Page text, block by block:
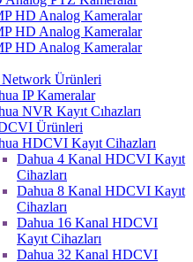
HD Analog Kameralar
HD Analog Kameralar
HD Analog Kameralar
Ürünleri
IP Kameralar
NVR Kayıt Cıhazları
Ürünleri
HDCVI Kayıt Cihazları
Dahua 4 Kanal HDCVI Kayıt
Cihazları
Dahua 8 Kanal HDCVI Kayıt
Cihazları
Dahua 16 Kanal HDCVI
Kayıt Cihazları
Dahua 32 Kanal HDCVI